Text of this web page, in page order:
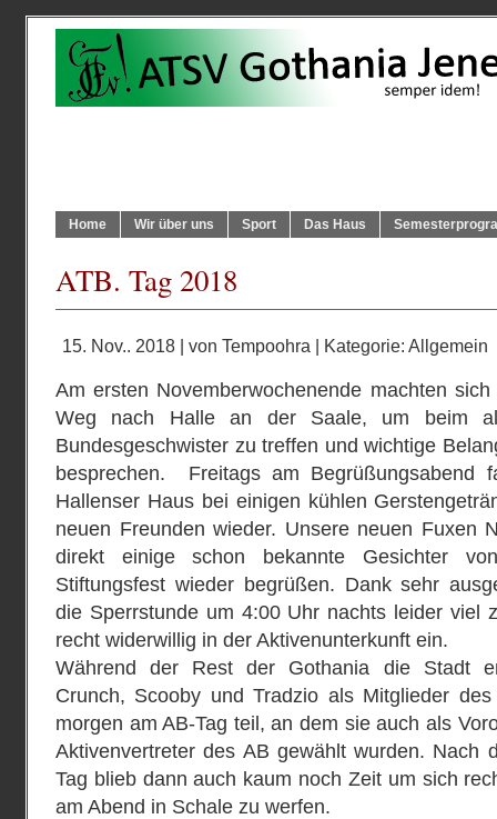
Home Wir über uns Sport Das Haus
ATB. Tag 2018
15. Nov.. 2018 | von Tempoohra | Kategorie: Allgemein
Am ersten Novemberwochenende machten
Weg nach Halle an der Saale, um beim
Bundesgeschwister zu treffen und wichtige
besprechen. Freitags am Begrüßungsabend
Hallenser Haus bei einigen kühlen
neuen Freunden wieder. Unsere neuen Fuxen
direkt einige schon bekannte Gesichter
Stiftungsfest wieder begrüßen. Dank sehr
die Sperrstunde um 4:00 Uhr nachts leider viel
recht widerwillig in der Aktivenunterkunft ein.
Während der Rest der Gothania die Stadt
Crunch, Scooby und Tradzio als Mitglieder
morgen am AB-Tag teil, an dem sie auch als
Aktivenvertreter des AB gewählt wurden. Nach
Tag blieb dann auch kaum noch Zeit um sich
am Abend in Schale zu werfen.